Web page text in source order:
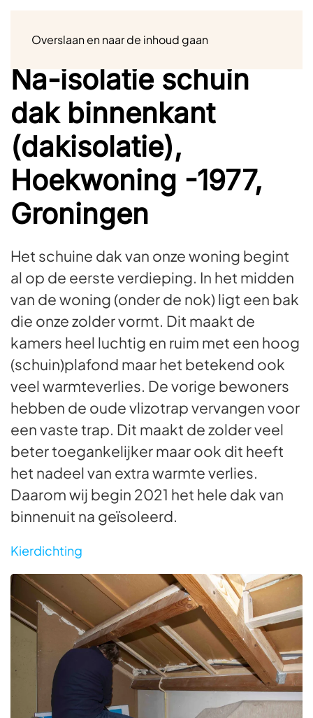
Overslaan en naar de inhoud gaan
Na-isolatie schuin
dak binnenkant
(dakisolatie),
Hoekwoning -1977,
Groningen
Het schuine dak van onze woning begint
al op de eerste verdieping. In het midden
van de woning (onder de nok) ligt een bak
die onze zolder vormt. Dit maakt de
kamers heel luchtig en ruim met een hoog
(schuin)plafond maar het betekend ook
veel warmteverlies. De vorige bewoners
hebben de oude vlizotrap vervangen voor
een vaste trap. Dit maakt de zolder veel
beter toegankelijker maar ook dit heeft
het nadeel van extra warmte verlies.
Daarom wij begin 2021 het hele dak van
binnenuit na geïsoleerd.
Kierdichting
Foto bekijken